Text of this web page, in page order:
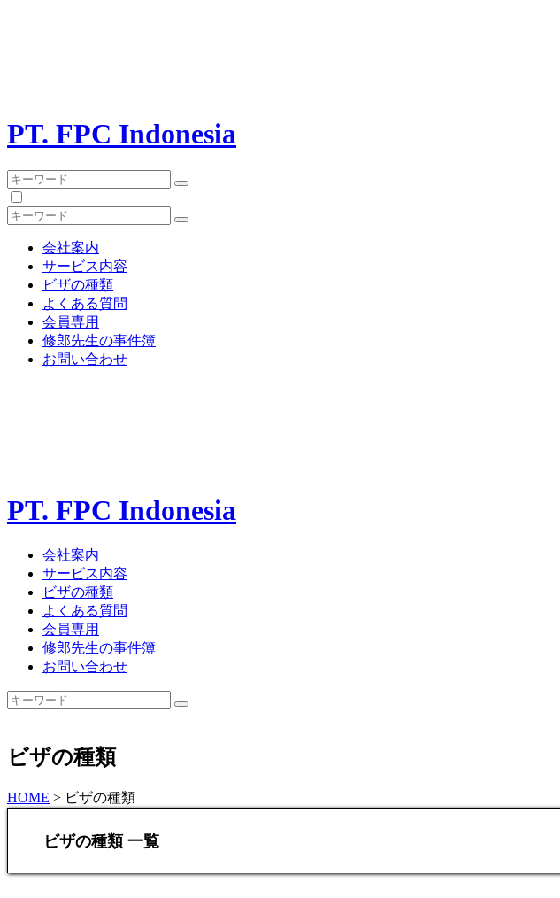
PT. FPC Indonesia
会社案内
サービス内容
ビザの種類
よくある質問
会員専用
修郎先生の事件簿
お問い合わせ
PT. FPC Indonesia
会社案内
サービス内容
ビザの種類
よくある質問
会員専用
修郎先生の事件簿
お問い合わせ
ビザの種類
HOME > ビザの種類
ビザの種類 一覧